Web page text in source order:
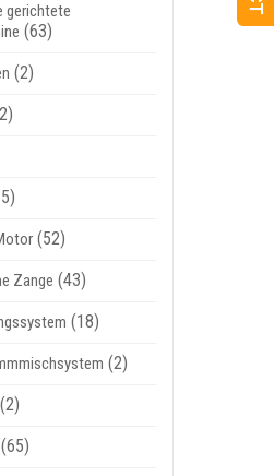
gerichtete
(63)
(2)
(52)
Zange (43)
(18)
(2)
(65)